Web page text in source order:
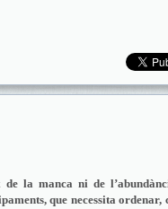
la manca ni de
que necessita ordenar,